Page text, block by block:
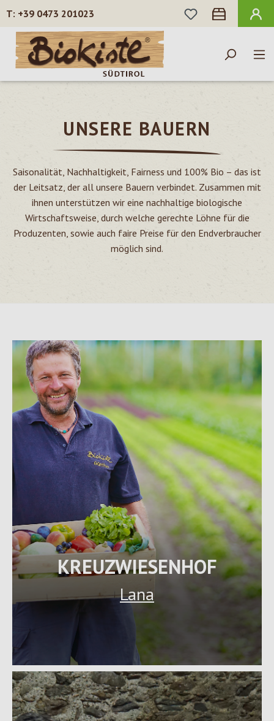
Zum Hauptinhalt springen
+39 0473 201023
DU HAST 0
UNSERE BAUERN
Saisonalität, Nachhaltigkeit, Fairness und 100% Bio – das ist
der Leitsatz, der all unsere Bauern verbindet. Zusammen mit
ihnen unterstützen wir eine nachhaltige biologische
Wirtschaftsweise, durch welche gerechte Löhne für die
Produzenten, sowie auch faire Preise für den Endverbraucher
möglich sind.
KREUZWIESENHOF
Lana